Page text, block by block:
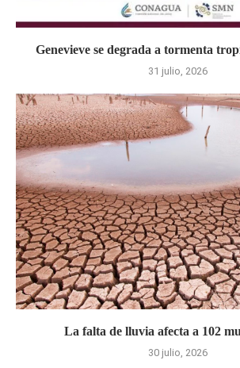
Genevieve se degrada a tormenta
31 julio, 2026
La falta de lluvia afecta a 102
30 julio, 2026